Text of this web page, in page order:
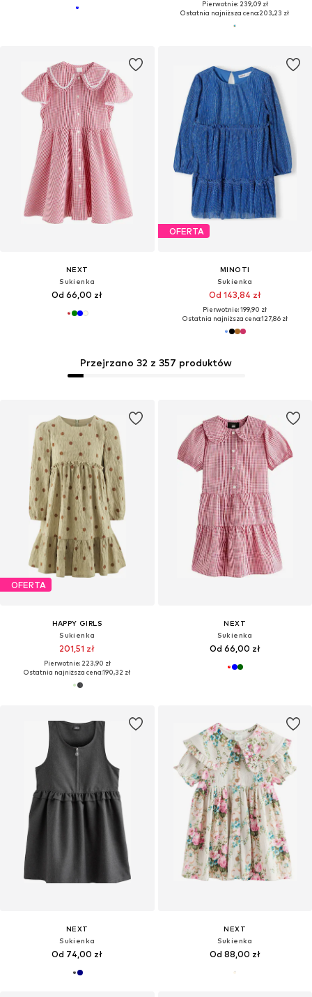
Pierwotnie: 239,09 zł
Ostatnia najniższa cena:203,23 zł
NEXT
Sukienka
Od 66,00 zł
OFERTA
MINOTI
Sukienka
Od 143,84 zł
Pierwotnie: 199,90 zł
Ostatnia najniższa cena:127,86 zł
OFERTA
HAPPY GIRLS
Sukienka
201,51 zł
Pierwotnie: 223,90 zł
Ostatnia najniższa cena:190,32 zł
Przejrzano 32 z 357 produktów
NEXT
Sukienka
Od 66,00 zł
NEXT
Sukienka
Od 74,00 zł
NEXT
Sukienka
Od 88,00 zł